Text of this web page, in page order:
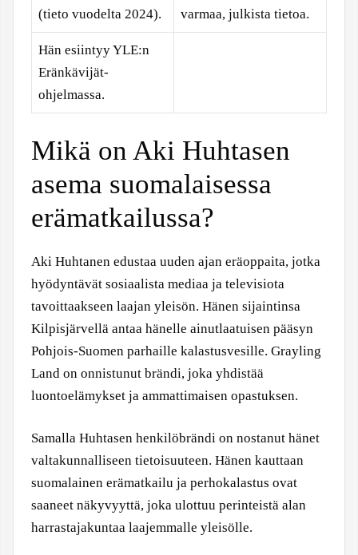
(tieto vuodelta 2024).
varmaa, julkista tietoa.
Hän esiintyy YLE:n
Eränkävijät-
ohjelmassa.
Mikä on Aki Huhtasen
asema suomalaisessa
erämatkailussa?
Aki Huhtanen edustaa uuden ajan eräoppaita, jotka
hyödyntävät sosiaalista mediaa ja televisiota
tavoittaakseen laajan yleisön. Hänen sijaintinsa
Kilpisjärvellä antaa hänelle ainutlaatuisen pääsyn
Pohjois-Suomen parhaille kalastusvesille. Grayling
Land on onnistunut brändi, joka yhdistää
luontoelämykset ja ammattimaisen opastuksen.
Samalla Huhtasen henkilöbrändi on nostanut hänet
valtakunnalliseen tietoisuuteen. Hänen kauttaan
suomalainen erämatkailu ja perhokalastus ovat
saaneet näkyvyyttä, joka ulottuu perinteistä alan
harrastajakuntaa laajemmalle yleisölle.